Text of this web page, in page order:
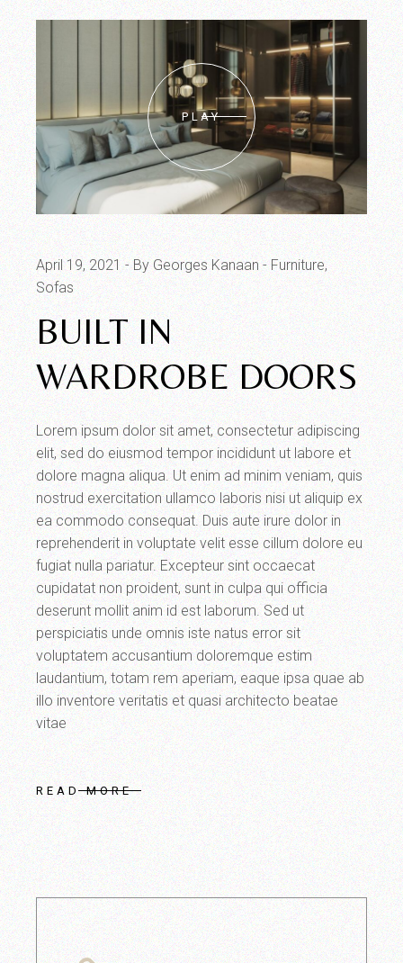
PLAY
April 19, 2021 By Georges Kanaan
Furniture
Sofas
BUILT IN
WARDROBE DOORS
Lorem ipsum dolor sit amet, consectetur adipiscing
elit, sed do eiusmod tempor incididunt ut labore et
dolore magna aliqua. Ut enim ad minim veniam, quis
nostrud exercitation ullamco laboris nisi ut aliquip ex
ea commodo consequat. Duis aute irure dolor in
reprehenderit in voluptate velit esse cillum dolore eu
fugiat nulla pariatur. Excepteur sint occaecat
cupidatat non proident, sunt in culpa qui officia
deserunt mollit anim id est laborum. Sed ut
perspiciatis unde omnis iste natus error sit
voluptatem accusantium doloremque estim
laudantium, totam rem aperiam, eaque ipsa quae ab
illo inventore veritatis et quasi architecto beatae
vitae
READ MORE